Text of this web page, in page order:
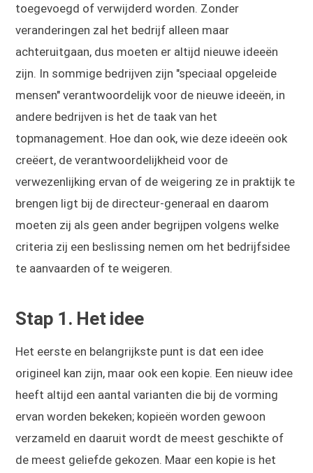
toegevoegd of verwijderd worden. Zonder
veranderingen zal het bedrijf alleen maar
achteruitgaan, dus moeten er altijd nieuwe ideeën
zijn. In sommige bedrijven zijn "speciaal opgeleide
mensen" verantwoordelijk voor de nieuwe ideeën, in
andere bedrijven is het de taak van het
topmanagement. Hoe dan ook, wie deze ideeën ook
creëert, de verantwoordelijkheid voor de
verwezenlijking ervan of de weigering ze in praktijk te
brengen ligt bij de directeur-generaal en daarom
moeten zij als geen ander begrijpen volgens welke
criteria zij een beslissing nemen om het bedrijfsidee
te aanvaarden of te weigeren.
Stap 1. Het idee
Het eerste en belangrijkste punt is dat een idee
origineel kan zijn, maar ook een kopie. Een nieuw idee
heeft altijd een aantal varianten die bij de vorming
ervan worden bekeken; kopieën worden gewoon
verzameld en daaruit wordt de meest geschikte of
de meest geliefde gekozen. Maar een kopie is het